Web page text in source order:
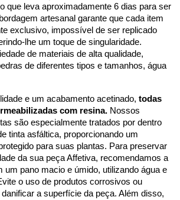
que leva aproximadamente 6 dias para ser
artesanal garante que cada item
exclusivo, impossível de ser replicado
lhe um toque de singularidade.
de materiais de alta qualidade,
de diferentes tipos e tamanhos, água
e um acabamento acetinado, todas
com resina. Nossos
são especialmente tratados por dentro
tinta asfáltica, proporcionando um
para suas plantas. Para preservar
da sua peça Affetiva, recomendamos a
um pano macio e úmido, utilizando água e
o uso de produtos corrosivos ou
a superfície da peça. Além disso,